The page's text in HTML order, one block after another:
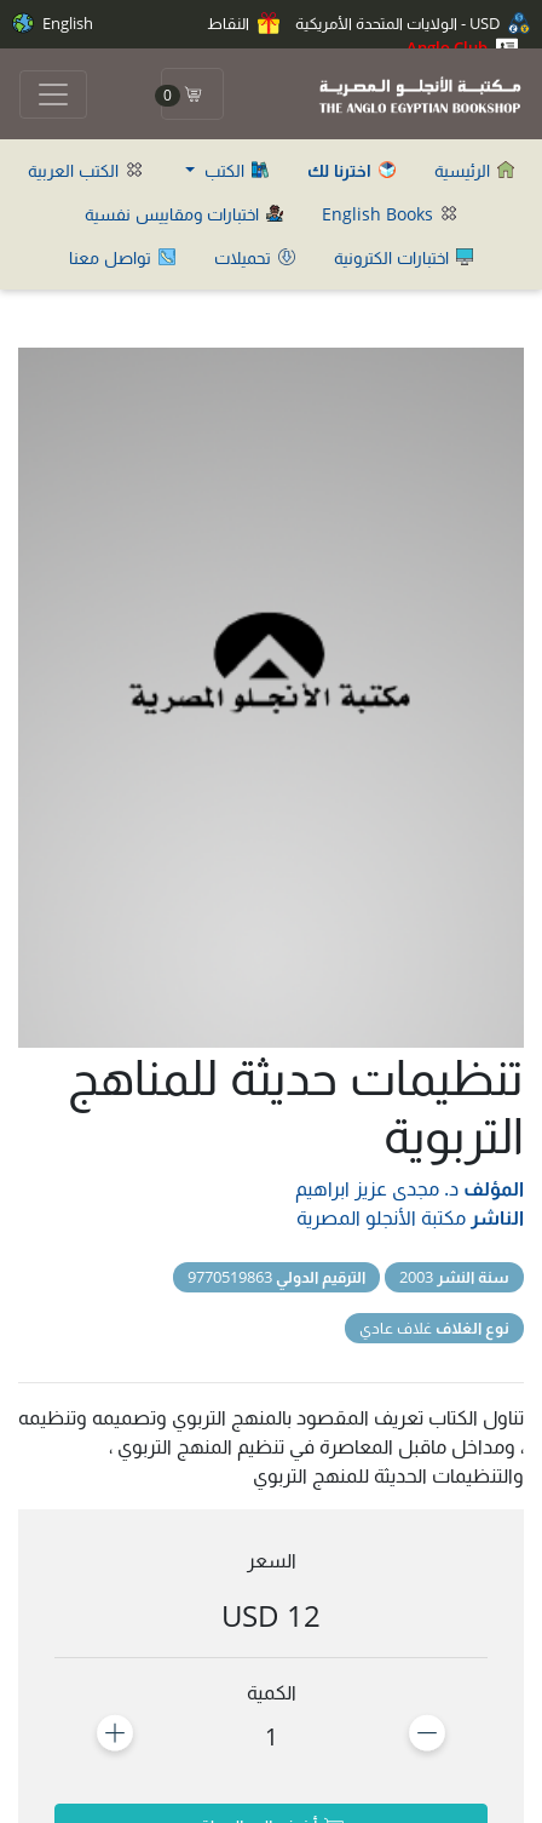
النقاط
Anglo Club
English
0
الرئيسية اخترنا لك الكتب
الكتب العربية
اختبارات ومقاييس نفسية
اختبارات الكترونية
تحميلات تواصل معنا
تنظيمات حديثة للمناهج
التربوية
المؤلف د. مجدى عزيز ابراهيم
الناشر مكتبة الأنجلو المصرية
سنة النشر الترقيم الدولي
نوع الغلاف غلاف عادي
تناول الكتاب تعريف المقصود بالمنهج التربوي وتصميمه وتنظيمه
، ومداخل ماقبل المعاصرة في تنظيم المنهج التربوي ،
والتنظيمات الحديثة للمنهج التربوي
السعر
12 USD
الكمية
1